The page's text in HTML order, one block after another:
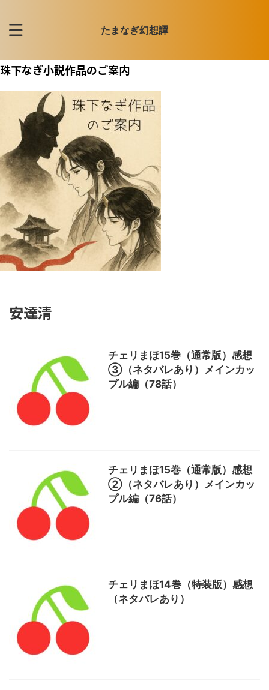
たまなぎ幻想譚
珠下なぎ小説作品のご案内
安達清
チェリまほ15巻（通常版）感想
③（ネタバレあり）メインカッ
プル編（78話）
チェリまほ15巻（通常版）感想
②（ネタバレあり）メインカッ
プル編（76話）
チェリまほ14巻（特装版）感想
（ネタバレあり）